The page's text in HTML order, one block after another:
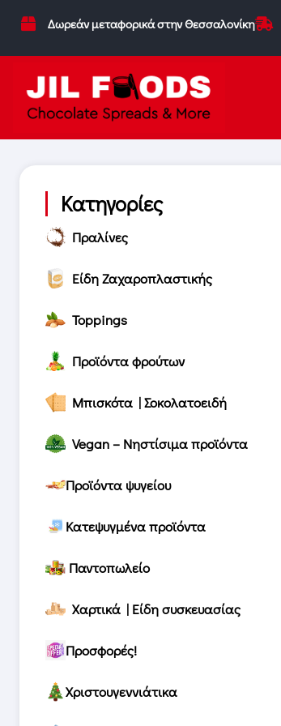
Δωρεάν μεταφορικά στην Θεσσαλονίκη
Κατηγορίες
Πραλίνες
Είδη Ζαχαροπλαστικής
Toppings
Προϊόντα φρούτων
Μπισκότα | Σοκολατοειδή
Vegan – Νηστίσιμα προϊόντα
Προϊόντα ψυγείου
Κατεψυγμένα προϊόντα
Παντοπωλείο
Χαρτικά | Είδη συσκευασίας
Προσφορές!
Χριστουγεννιάτικα